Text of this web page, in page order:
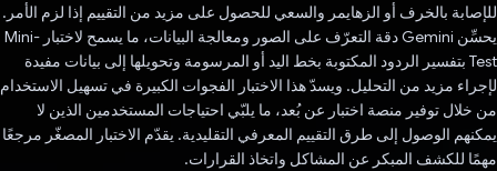
للإصابة بالخرف أو الزهايمر والسعي للحصول على مزيد من التقييم إذا لزم الأمر.
يحسِّن Gemini دقة التعرّف على الصور ومعالجة البيانات، ما يسمح لاختبار Mini-
Test بتفسير الردود المكتوبة بخط اليد أو المرسومة وتحويلها إلى بيانات مفيدة
لإجراء مزيد من التحليل. ويسدّ هذا الاختبار الفجوات الكبيرة في تسهيل الاستخدام
من خلال توفير منصة اختبار عن بُعد، ما يلبّي احتياجات المستخدمين الذين لا
يمكنهم الوصول إلى طرق التقييم المعرفي التقليدية. يقدّم الاختبار المصغّر مرجعًا
مهمًا للكشف المبكر عن المشاكل واتخاذ القرارات.